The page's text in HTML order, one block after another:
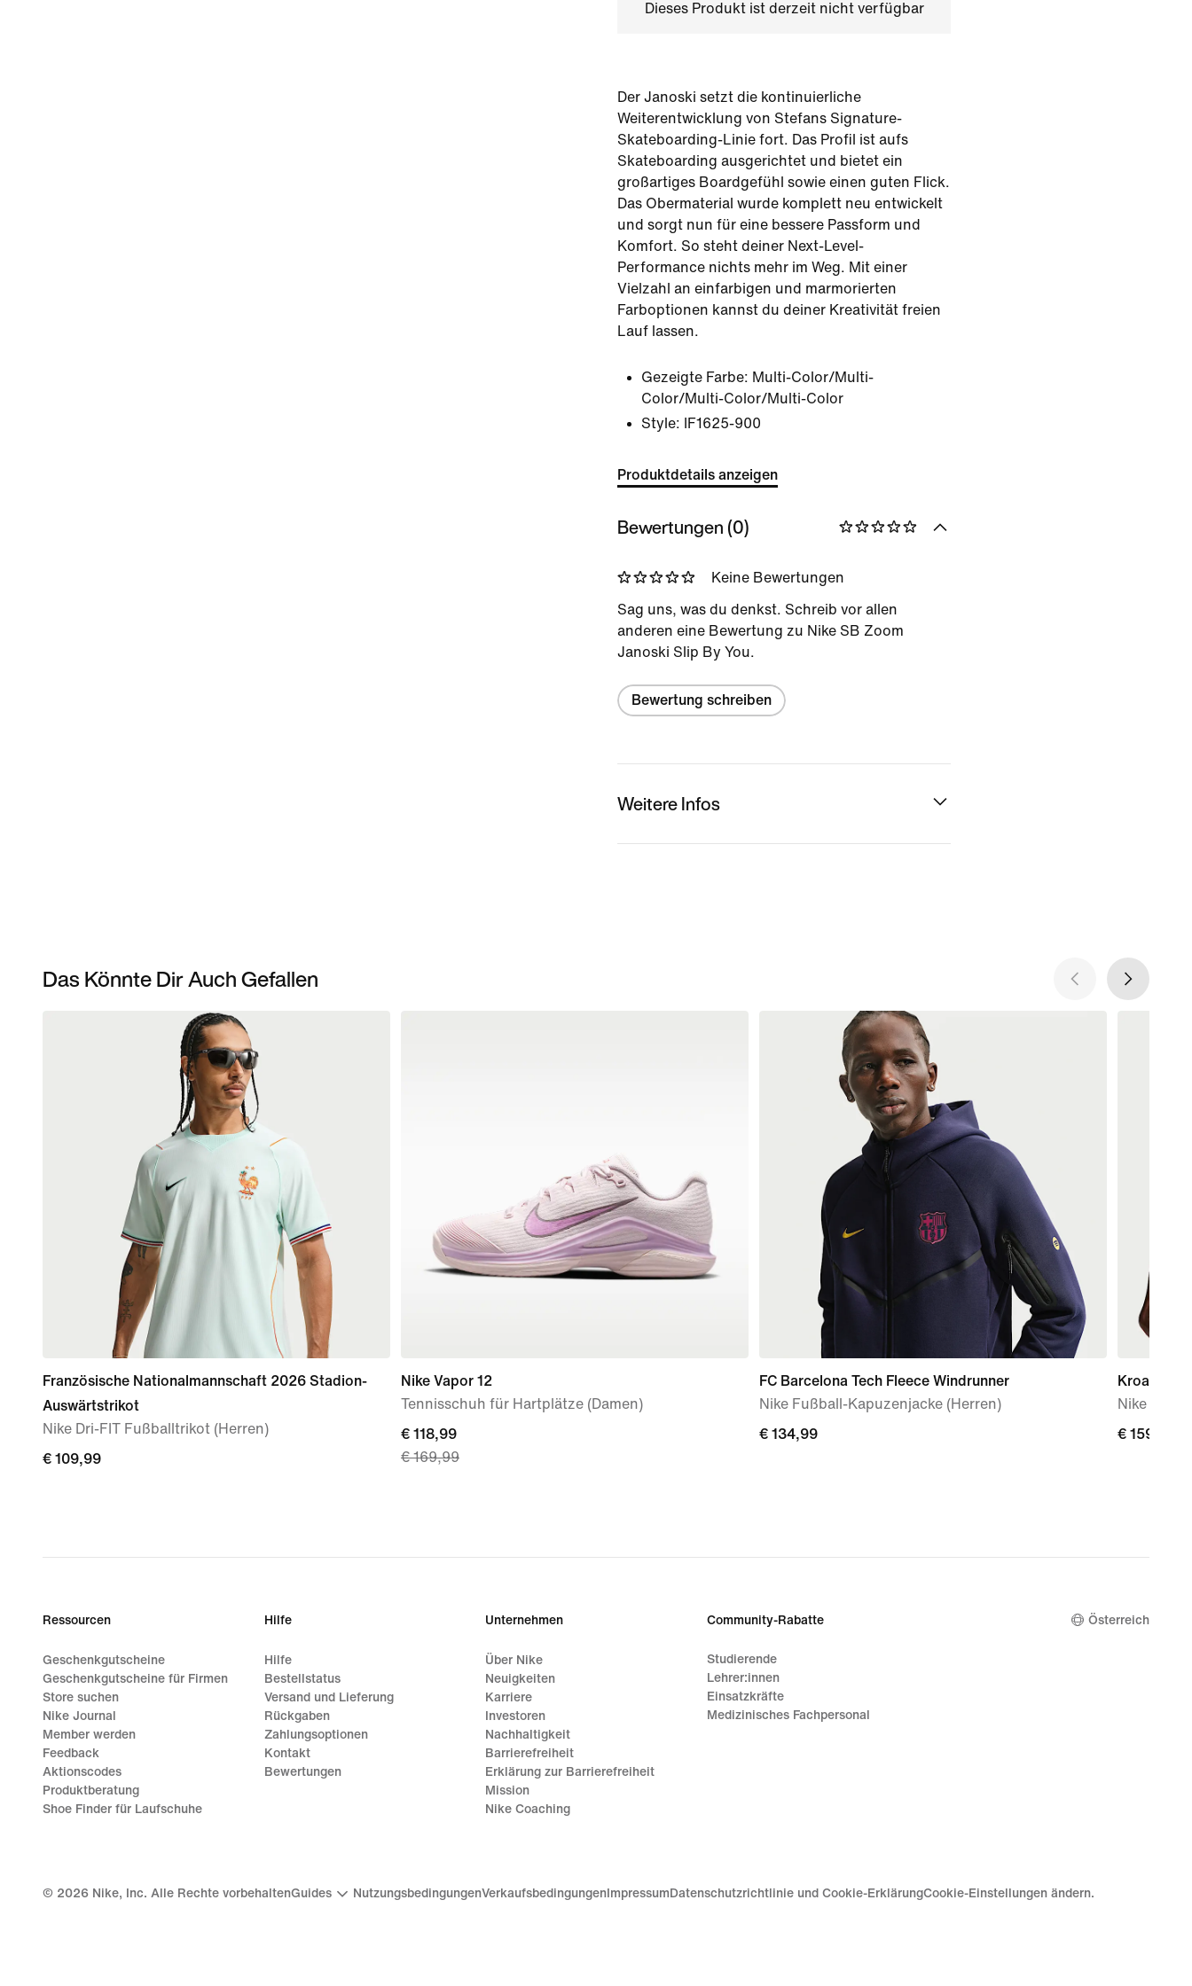
Dieses Produkt ist derzeit nicht verfügbar
Der Janoski setzt die kontinuierliche
Weiterentwicklung von Stefans Signature-
Skateboarding-Linie fort. Das Profil ist aufs
Skateboarding ausgerichtet und bietet ein
großartiges Boardgefühl sowie einen guten Flick.
Das Obermaterial wurde komplett neu entwickelt
und sorgt nun für eine bessere Passform und
Komfort. So steht deiner Next-Level-
Performance nichts mehr im Weg. Mit einer
Vielzahl an einfarbigen und marmorierten
Farboptionen kannst du deiner Kreativität freien
Lauf lassen.
Gezeigte Farbe: Multi-Color/Multi-
Color/Multi-Color/Multi-Color
Style:
IF1625-900
Produktdetails anzeigen
Bewertungen (0)
Keine Bewertungen
Sag uns, was du denkst. Schreib vor allen
anderen eine Bewertung zu Nike SB Zoom
Janoski Slip By You.
Bewertung schreiben
Weitere Infos
Das Könnte Dir Auch Gefallen
Französische Nationalmannschaft 2026 Stadion-
Auswärtstrikot
Nike Dri-FIT Fußballtrikot (Herren)
€ 109,99
€ 109,99
Nike Vapor 12
Tennisschuh für Hartplätze (Damen)
current
price
€ 169,99
€ 118,99
€ 169,99
FC Barcelona Tech Fleece Windrunner
Nike Fußball-Kapuzenjacke (Herren)
€ 134,99
€ 134,99
Kroatien
Nike
€ 159,99
€ 159,99
Ressourcen
Geschenkgutscheine
Geschenkgutscheine für Firmen
Store suchen
Nike Journal
Member werden
Feedback
Aktionscodes
Produktberatung
Shoe Finder für Laufschuhe
Hilfe
Hilfe
Bestellstatus
Versand und Lieferung
Rückgaben
Zahlungsoptionen
Kontakt
Bewertungen
Unternehmen
Über Nike
Neuigkeiten
Karriere
Investoren
Nachhaltigkeit
Barrierefreiheit
Erklärung zur Barrierefreiheit
Mission
Nike Coaching
Community-Rabatte
Studierende
Lehrer:innen
Einsatzkräfte
Medizinisches Fachpersonal
Österreich
© 2026 Nike, Inc. Alle Rechte vorbehaltenGuides NutzungsbedingungenVerkaufsbedingungen Impressum Datenschutzrichtlinie und Cookie-ErklärungCookie-Einstellungen ändern.